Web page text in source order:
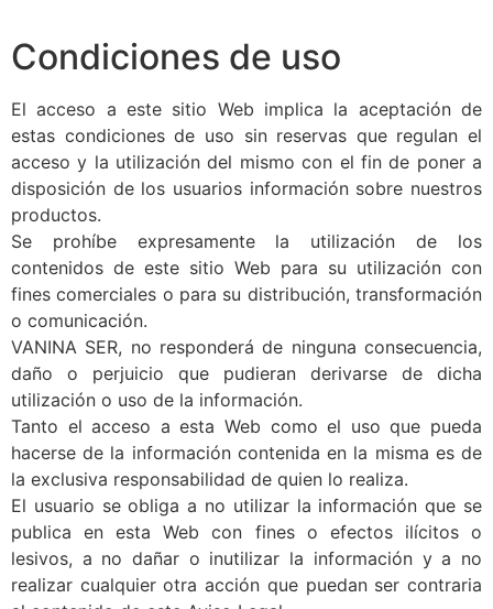
Condiciones de uso
El acceso a este sitio Web implica la aceptación de
estas condiciones de uso sin reservas que regulan el
acceso y la utilización del mismo con el fin de poner a
disposición de los usuarios información sobre nuestros
productos.
Se prohíbe expresamente la utilización de los
contenidos de este sitio Web para su utilización con
fines comerciales o para su distribución, transformación
o comunicación.
VANINA SER, no responderá de ninguna consecuencia,
daño o perjuicio que pudieran derivarse de dicha
utilización o uso de la información.
Tanto el acceso a esta Web como el uso que pueda
hacerse de la información contenida en la misma es de
la exclusiva responsabilidad de quien lo realiza.
El usuario se obliga a no utilizar la información que se
publica en esta Web con fines o efectos ilícitos o
lesivos, a no dañar o inutilizar la información y a no
realizar cualquier otra acción que puedan ser contraria